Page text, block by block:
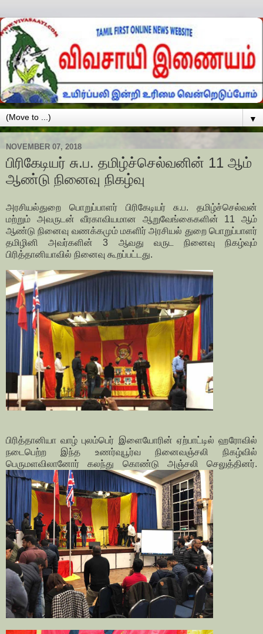
▼
NOVEMBER 07, 2018
பிரிகேடியர் சு.ப. தமிழ்ச்செல்வனின் 11 ஆம்
ஆண்டு நினைவு நிகழ்வு
அரசியல்துறை பொறுப்பாளர் பிரிகேடியர் சு.ப. தமிழ்ச்செல்வன்
மற்றும் அவருடன் வீரகாவியமான ஆறுவேங்கைகளின் 11 ஆம்
ஆண்டு நினைவு வணக்கமும் மகளிர் அரசியல் துறை பொறுப்பாளர்
தமிழினி அவர்களின் 3 ஆவது வருட நினைவு நிகழ்வும்
பிரித்தானியாவில் நினைவு கூறப்பட்டது.
பிரித்தானியா வாழ் புலம்பெர் இளையோரின் ஏற்பாட்டில் ஹரோவில்
நடைபெற்ற இந்த உணர்வுபூர்வ நினைவஞ்சலி நிகழ்வில்
பெருமளவிலானோர் கலந்து கொண்டு அஞ்சலி செலுத்தினர்.